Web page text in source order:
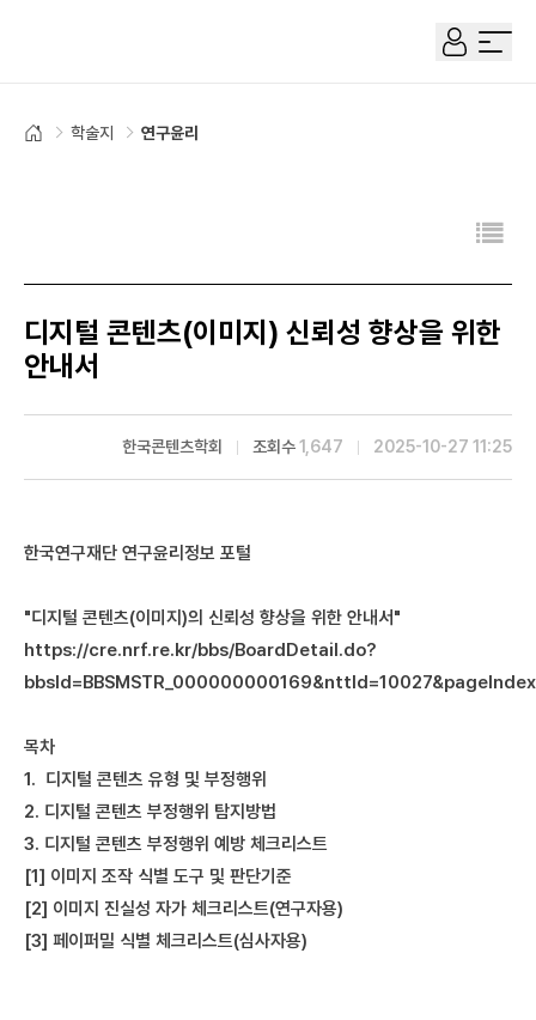
전체
학술지 연구윤리
디지털 콘텐츠(이미지) 신뢰성 향상을 위한
안내서
한국콘텐츠학회 조회수1,647 2025-10-27 11:25
한국연구재단 연구윤리정보 포털
"디지털 콘텐츠(이미지)의 신뢰성 향상을 위한 안내서"
https://cre.nrf.re.kr/bbs/BoardDetail.do?
목차
1. 디지털 콘텐츠 유형 및 부정행위
2. 디지털 콘텐츠 부정행위 탐지방법
3. 디지털 콘텐츠 부정행위 예방 체크리스트
[1] 이미지 조작 식별 도구 및 판단기준
[2] 이미지 진실성 자가 체크리스트(연구자용)
[3] 페이퍼밀 식별 체크리스트(심사자용)